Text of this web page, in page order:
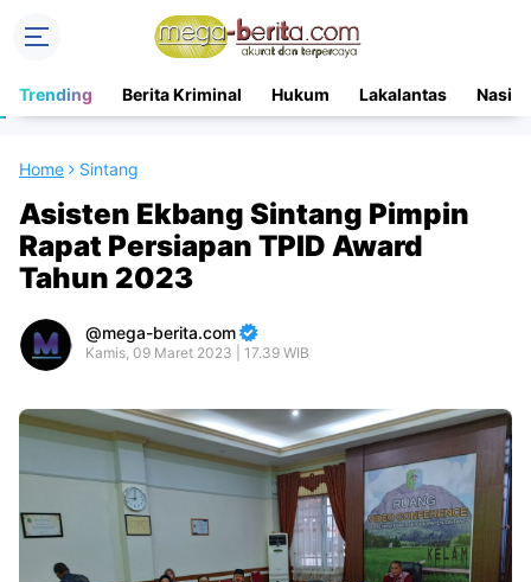
Trending Berita Kriminal Hukum Lakalantas
Home Sintang
Asisten Ekbang Sintang Pimpin
Rapat Persiapan TPID Award
Tahun 2023
mega-berita.com
Kamis, 09 Maret 2023 | 17.39 WIB